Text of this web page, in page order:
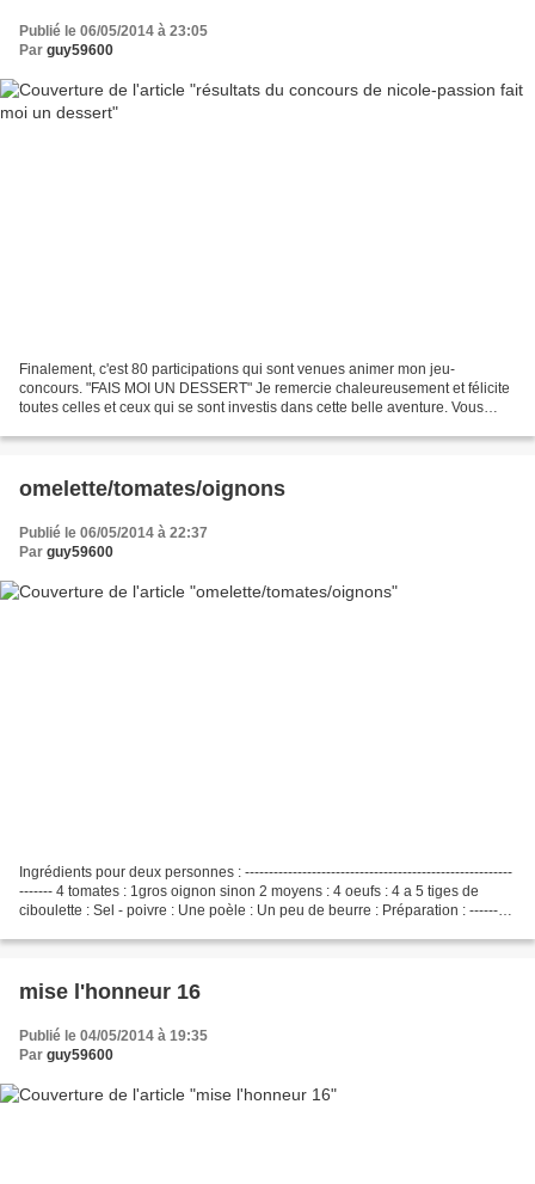
Publié le 06/05/2014 à 23:05
Par guy59600
Finalement, c'est 80 participations qui sont venues animer mon jeu-
concours. "FAIS MOI UN DESSERT" Je remercie chaleureusement et félicite
toutes celles et ceux qui se sont investis dans cette belle aventure. Vous
omelette/tomates/oignons
Publié le 06/05/2014 à 22:37
Par guy59600
Ingrédients pour deux personnes : --------------------------------------------------------
------- 4 tomates : 1gros oignon sinon 2 moyens : 4 oeufs : 4 a 5 tiges de
ciboulette : Sel - poivre : Une poèle : Un peu de beurre : Préparation : ---------
mise l'honneur 16
Publié le 04/05/2014 à 19:35
Par guy59600